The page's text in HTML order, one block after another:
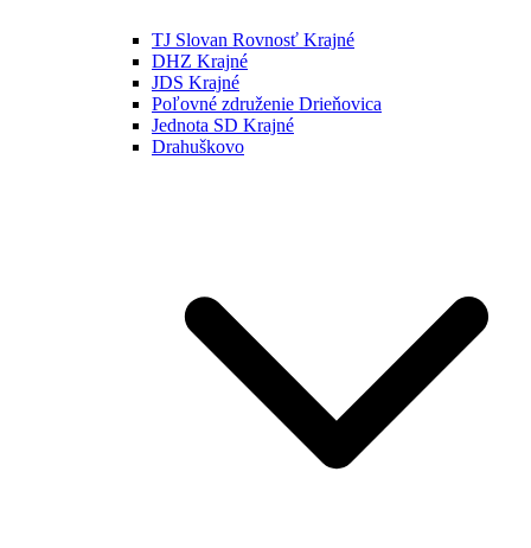
TJ Slovan Rovnosť Krajné
DHZ Krajné
JDS Krajné
Poľovné združenie Drieňovica
Jednota SD Krajné
Drahuškovo